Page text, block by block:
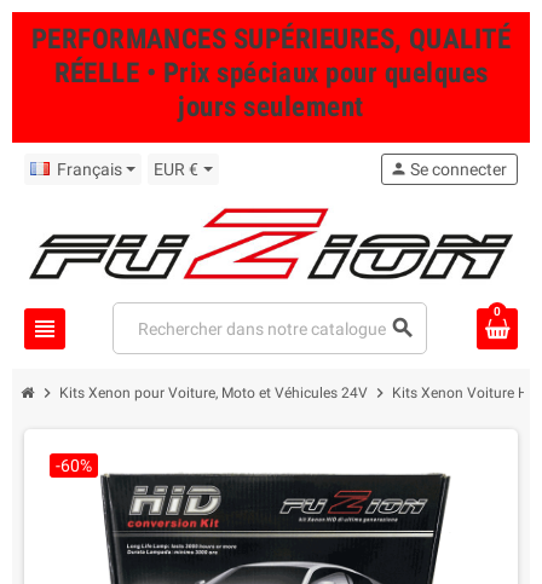
PERFORMANCES SUPÉRIEURES, QUALITÉ
RÉELLE • Prix spéciaux pour quelques
jours seulement
Français EUR €
view_headline search
person Se connecter
0
chevron_right Kits Xenon pour Voiture, Moto et Véhicules 24V chevron_right Kits Xenon Voiture
-60%